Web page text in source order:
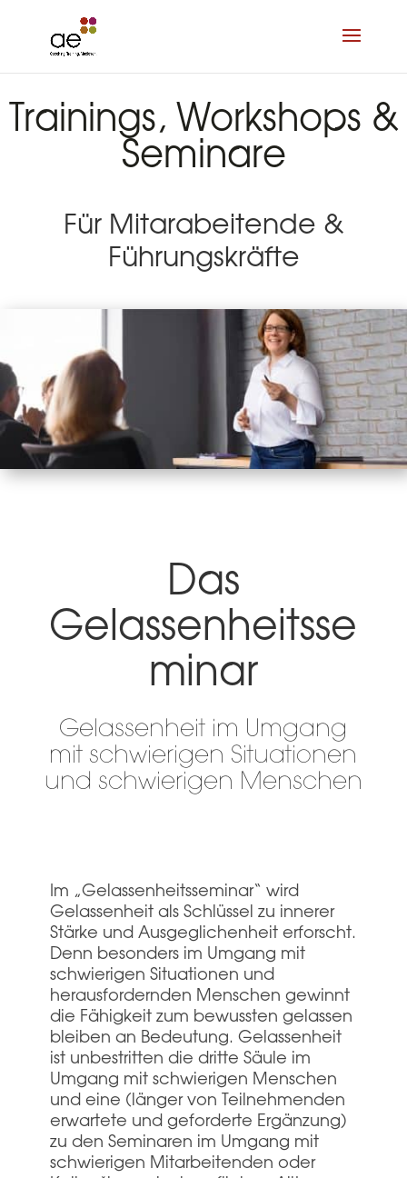
Trainings, Workshops &
Seminare
Für Mitarabeitende &
Führungskräfte
Das
Gelassenheitsse
minar
Gelassenheit im Umgang
mit schwierigen Situationen
und schwierigen Menschen
Im „Gelassenheitsseminar“ wird
Gelassenheit als Schlüssel zu innerer
Stärke und Ausgeglichenheit erforscht.
Denn besonders im Umgang mit
schwierigen Situationen und
herausfordernden Menschen gewinnt
die Fähigkeit zum bewussten gelassen
bleiben an Bedeutung. Gelassenheit
ist unbestritten die dritte Säule im
Umgang mit schwierigen Menschen
und eine (länger von Teilnehmenden
erwartete und geforderte Ergänzung)
zu den Seminaren im Umgang mit
schwierigen Mitarbeitenden oder